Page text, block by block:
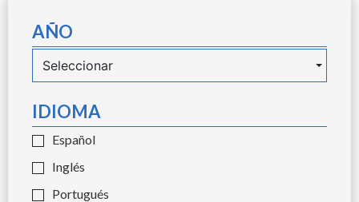
AÑO
Seleccionar
IDIOMA
Español
Inglés
Portugués